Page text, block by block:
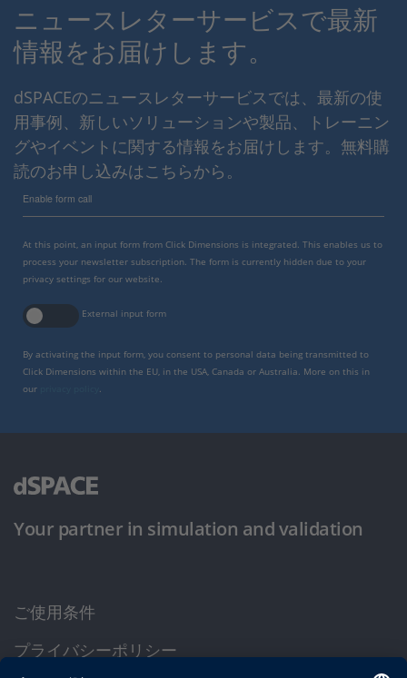
ニュースレターサービスで最新
情報をお届けします。
dSPACEのニュースレターサービスでは、最新の使
用事例、新しいソリューションや製品、トレーニン
グやイベントに関する情報をお届けします。無料購
読のお申し込みはこちらから。
Enable form call
At this point, an input form from Click Dimensions is integrated. This enables us to
process your newsletter subscription. The form is currently hidden due to your
privacy settings for our website.
External input form
By activating the input form, you consent to personal data being transmitted to
Click Dimensions within the EU, in the USA, Canada or Australia. More on this in
our
.
Your partner in simulation and validation
ご使用条件
プライバシーポリシー